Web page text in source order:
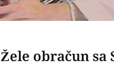
obračun sa